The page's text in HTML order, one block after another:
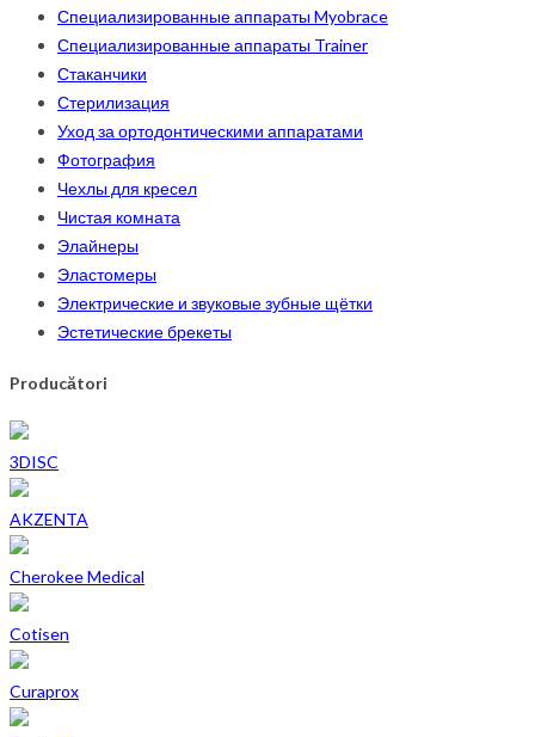
Специализированные аппараты Myobrace
Специализированные аппараты Trainer
Стаканчики
Стерилизация
Уход за ортодонтическими аппаратами
Фотография
Чехлы для кресел
Чистая комната
Элайнеры
Эластомеры
Электрические и звуковые зубные щётки
Эстетические брекеты
Producători
3DISC
AKZENTA
Cherokee Medical
Cotisen
Curaprox